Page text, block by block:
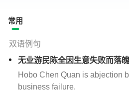
常用
双语例句
无业游民陈全因生意失败而落魄
Hobo Chen Quan is abjection
business failure.